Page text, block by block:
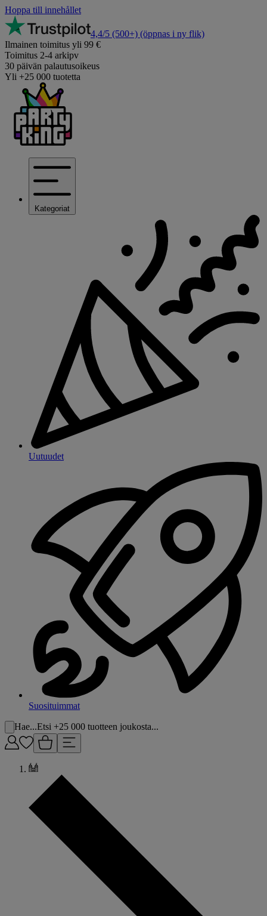
Hoppa till innehållet
4,4/5 (500+) (öppnas i ny flik)
Ilmainen toimitus yli 99 €
Toimitus 2-4 arkipv
30 päivän palautusoikeus
Yli +25 000 tuotetta
Kategoriat
Uutuudet
Suosituimmat
Hae...Etsi +25 000 tuotteen joukosta...